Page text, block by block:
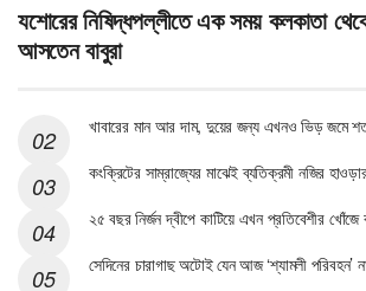
যশোরের নিষিদ্ধপল্লীতে এক সময় কলকাতা
আসতেন বাবুরা
খাবারের মান আর দাম, দুয়ের জন্য এখনও ভিড় জমে
কংক্রিটের সাম্রাজ্যের মাঝেই ব্যতিক্রমী নজির হাওড়ার
২৫ বছর নির্জন দ্বীপে কাটিয়ে এখন প্রতিবেশীর খোঁজে
সেদিনের চারাগাছ অটোই যেন আজ ‘শ্যামলী পরিবহন’